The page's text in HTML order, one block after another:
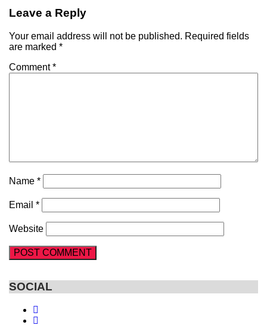
Leave a Reply
Your email address will not be published. Required fields
are marked *
Comment*
Name *
Email *
Website
SOCIAL